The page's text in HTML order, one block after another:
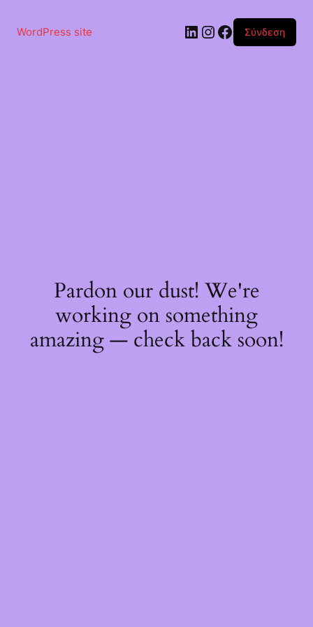
περιεχόμενο
WordPress site Linkedin
Instagram
Facebook
Σύνδεση
Pardon our dust! We're
working on something
amazing — check back soon!